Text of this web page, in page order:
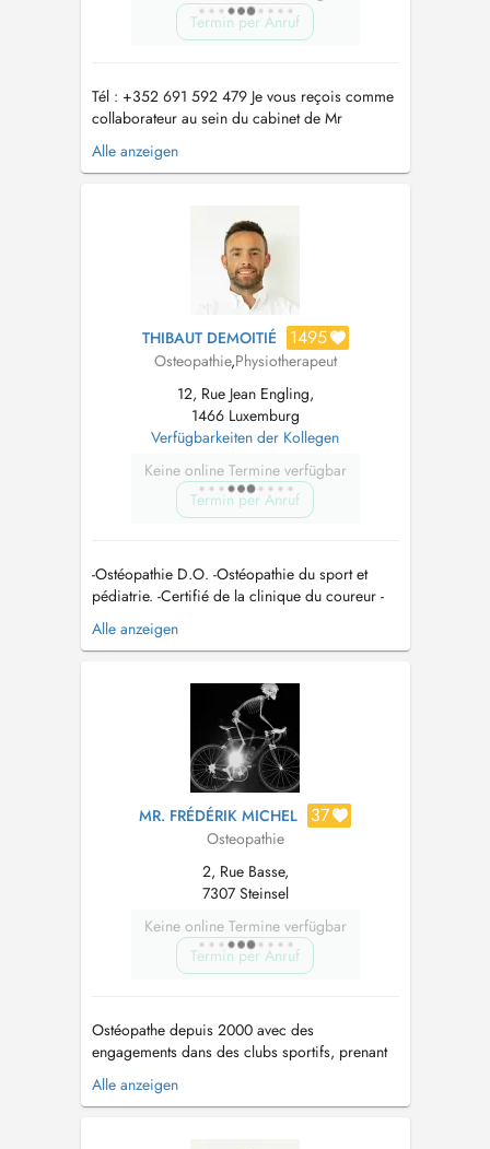
Termin per Anruf
Tél : +352 691 592 479 Je vous reçois comme
collaborateur au sein du cabinet de Mr
DEMOITIE Thibault au 12 Rue Jean Engling
1466 Dommeldange uniquement : - les mardi et
reconnue en 5ans, j'exerce depuis p...
Alle anzeigen
THIBAUT DEMOITIÉ 1495
Osteopathie,Physiotherapeut
12, Rue Jean Engling,
1466 Luxemburg
Verfügbarkeiten der Kollegen
Keine online Termine verfügbar
Termin per Anruf
-Ostéopathie D.O. -Ostéopathie du sport et
pédiatrie. -Certifié de la clinique du coureur -
Thérapie Manuelle du sport ( crochetage,
ventouse,...) mail:
Alle anzeigen
MR. FRÉDÉRIK MICHEL 37
Osteopathie
2, Rue Basse,
7307 Steinsel
Keine online Termine verfügbar
Termin per Anruf
Ostéopathe depuis 2000 avec des
engagements dans des clubs sportifs, prenant
en charge les enfants, adultes, spécialisé en
périnatalité (nourrissons, accompagnement des
Alle anzeigen